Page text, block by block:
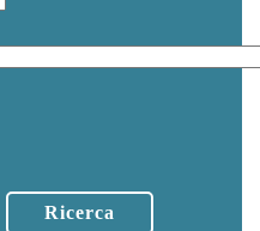
Ricerca